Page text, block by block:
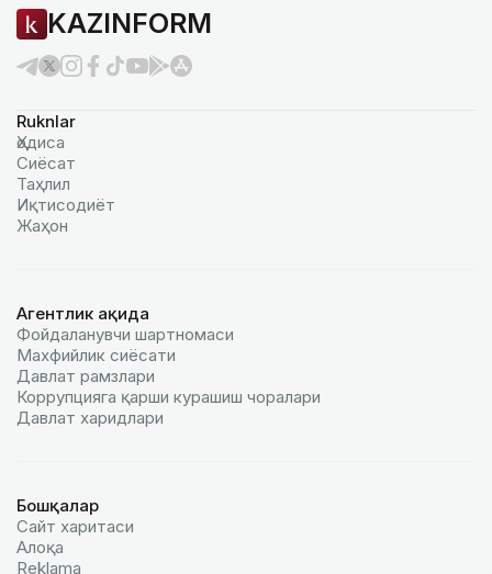
KAZINFORM
Ruknlar
Ҳодиса
Сиёсат
Таҳлил
Иқтисодиёт
Жаҳон
Агентлик ҳақида
Фойдаланувчи шартномаси
Махфийлик сиёсати
Давлат рамзлари
Коррупцияга қарши курашиш чоралари
Давлат харидлари
Бошқалар
Сайт харитаси
Алоқа
Reklamа